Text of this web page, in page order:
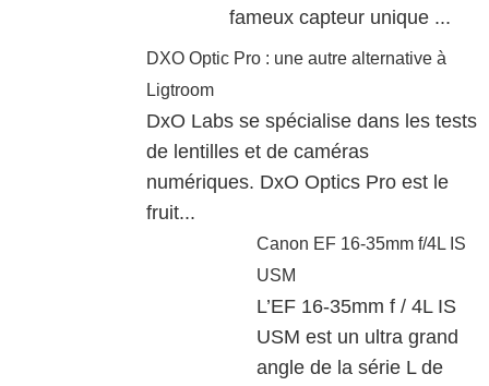
fameux capteur unique ...
DXO Optic Pro : une autre alternative à
Ligtroom
DxO Labs se spécialise dans les tests
de lentilles et de caméras
numériques. DxO Optics Pro est le
fruit...
Canon EF 16-35mm f/4L IS
USM
L’EF 16-35mm f / 4L IS
USM est un ultra grand
angle de la série L de